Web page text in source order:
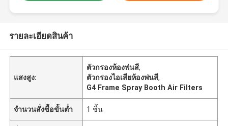
รายละเอียดสินค้า
แสงสูง:
ตัวกรองห้องพ่นสี,
ตัวกรองไอเสียห้องพ่นสี,
G4 Frame Spray Booth Air Filters
จำนวนสั่งซื้อขั้นต่ำ 1 ชิ้น